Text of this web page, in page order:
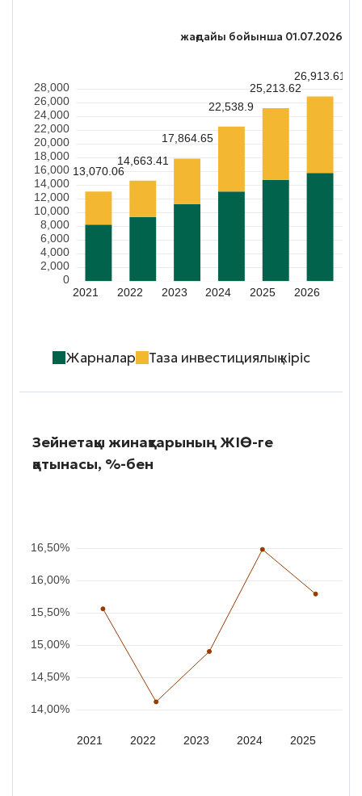
жағдайы бойынша 01.07.2026
2021 2022 2023 2024 2025 2026
0
2,000
4,000
6,000
8,000
10,000
12,000
14,000
16,000
18,000
20,000
22,000
24,000
26,000
28,000
13,070.06
14,663.41
17,864.65
22,538.9
25,213.62
26,913.61
Жарналар Таза инвестициялық кіріс
Зейнетақы жинақтарының ЖІӨ-ге
қатынасы, %-бен
2021 2022 2023 2024 2025
14,00%
14,50%
15,00%
15,50%
16,00%
16,50%